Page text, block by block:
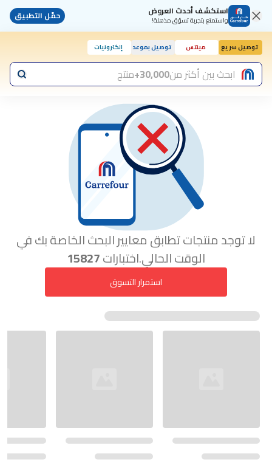
استكشف أحدث العروض
واستمتع بتجربة تسوّق مذهلة! حمّل التطبيق
توصيل سريع مينتس توصيل بموعد إلكترونيات
ابحث بين أكثر من30,000+ منتج
لا توجد منتجات تطابق معايير البحث الخاصة بك في
الوقت الحالي.اختبارات15827
استمرار التسوق